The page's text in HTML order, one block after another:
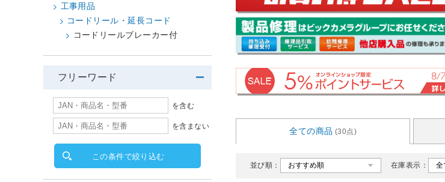
全ての商品 (30点)
並び順： 在庫表示：
工事用品
コードリール・延長コード
コードリールブレーカー付
フリーワード
を含む
を含まない
この条件で絞り込む